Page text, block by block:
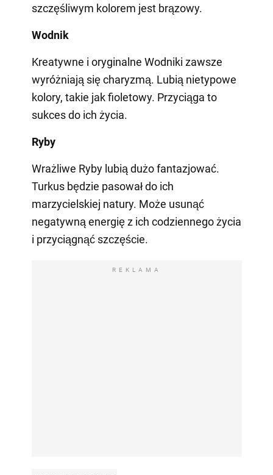
szczęśliwym kolorem jest brązowy.
Wodnik
Kreatywne i oryginalne Wodniki zawsze
wyróżniają się charyzmą. Lubią nietypowe
kolory, takie jak fioletowy. Przyciąga to
sukces do ich życia.
Ryby
Wrażliwe Ryby lubią dużo fantazjować.
Turkus będzie pasował do ich
marzycielskiej natury. Może usunąć
negatywną energię z ich codziennego życia
i przyciągnąć szczęście.
REKLAMA